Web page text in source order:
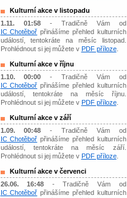
Kulturní akce v listopadu
1.11. 01:58- Tradičně Vám od
IC Chotěboř přinášíme přehled kulturních
událostí, tentokráte na měsíc listopad.
Prohlédnout si jej můžete v PDF příloze.
Kulturní akce v říjnu
1.10. 00:00 - Tradičně Vám od
IC Chotěboř přinášíme přehled kulturních
událostí, tentokráte na měsíc říjnu.
Prohlédnout si jej můžete v PDF příloze.
Kulturní akce v září
1.09. 00:48 - Tradičně Vám od
IC Chotěboř přinášíme přehled kulturních
událostí, tentokráte na měsíc září.
Prohlédnout si jej můžete v PDF příloze.
Kulturní akce v červenci
26.06. 16:48 - Tradičně Vám od
IC Chotěboř přinášíme přehled kulturních